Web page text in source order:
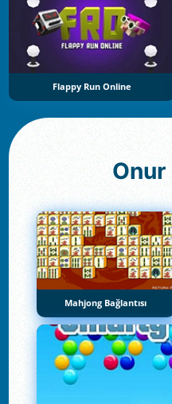
Flappy Run Online
Onur
Mahjong Bağlantısı